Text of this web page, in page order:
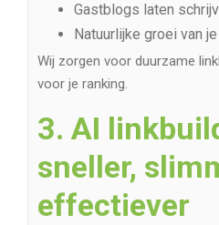
Gastblogs laten
Natuurlijke groei van
Wij zorgen voor duurzame
voor je ranking.
3. AI
sneller,
effectiever